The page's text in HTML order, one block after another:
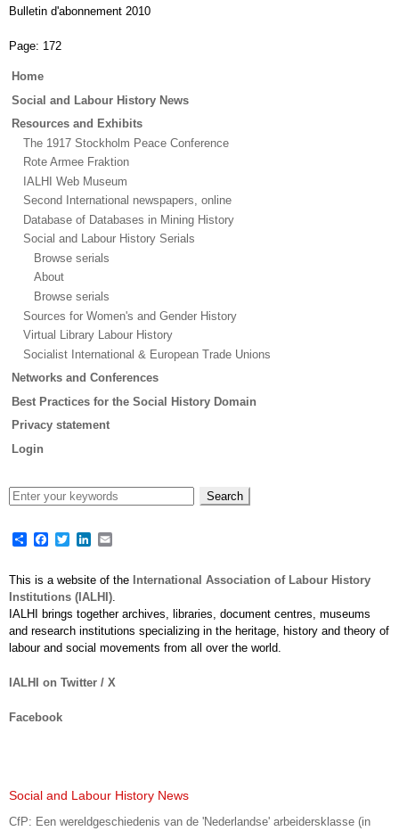
Bulletin d'abonnement 2010
Page: 172
Main
Home
Social and Labour History News
Resources and Exhibits
The 1917 Stockholm Peace Conference
Rote Armee Fraktion
IALHI Web Museum
Second International newspapers, online
Database of Databases in Mining History
Social and Labour History Serials
Browse serials
About
Browse serials
Sources for Women's and Gender History
Virtual Library Labour History
Socialist International & European Trade Unions
Networks and Conferences
Best Practices for the Social History Domain
Privacy statement
Login
ShareFacebook
TwitterLinkedIn
This is a website of the International Association of Labour History
Institutions (IALHI).
IALHI brings together archives, libraries, document centres, museums
and research institutions specializing in the heritage, history and theory of
labour and social movements from all over the world.
IALHI on Twitter / X
Facebook
Social and Labour History News
CfP: Een wereldgeschiedenis van de 'Nederlandse' arbeidersklasse (in